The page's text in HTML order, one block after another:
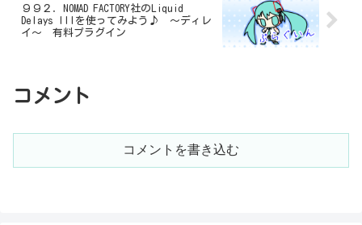
９９２．NOMAD FACTORY社のLiquid
Delays IIIを使ってみよう♪ ～ディレ
イ～ 有料プラグイン
コメント
コメントを書き込む